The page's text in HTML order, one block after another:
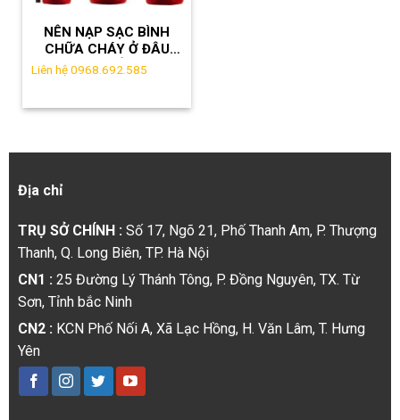
NÊN NẠP SẠC BÌNH
CHỮA CHÁY Ở ĐÂU
GIÁ RẺ?
Liên hệ 0968.692.585
Địa chỉ
TRỤ SỞ CHÍNH : Số 17, Ngõ 21, Phố Thanh Am, P. Thượng
Thanh, Q. Long Biên, TP. Hà Nội
CN1 : 25 Đường Lý Thánh Tông, P. Đồng Nguyên, TX. Từ
Sơn, Tỉnh bắc Ninh
CN2 : KCN Phố Nối A, Xã Lạc Hồng, H. Văn Lâm, T. Hưng
Yên